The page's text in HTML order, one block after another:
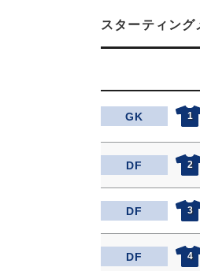
スターティング
GK 1
DF 2
DF 3
DF 4